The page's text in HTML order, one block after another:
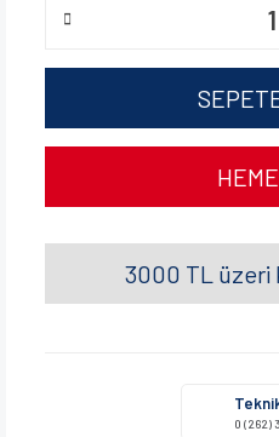
3000 TL üzeri
0 (262)